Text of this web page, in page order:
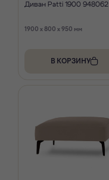
Диван Patti 1900 948062
1900 x 800 x 950 мм
В КОРЗИНУ